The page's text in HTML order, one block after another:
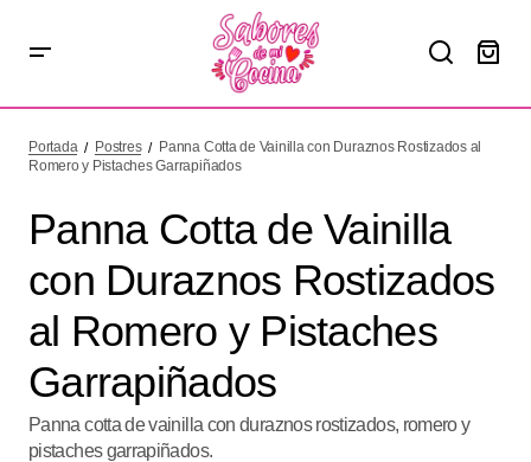
Romero y Pistaches Garrapiñados
Portada Postres
Panna Cotta de Vainilla con Duraznos Rostizados al
Romero y Pistaches Garrapiñados
Panna Cotta de Vainilla
con Duraznos Rostizados
al Romero y Pistaches
Garrapiñados
Panna cotta de vainilla con duraznos rostizados, romero y
pistaches garrapiñados.